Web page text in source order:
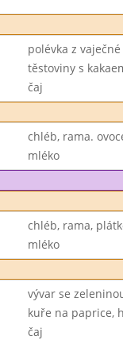
polévka z
těstoviny s
čaj
chléb, rama.
mléko
chléb, rama,
mléko
vývar se
kuře na paprice,
čaj